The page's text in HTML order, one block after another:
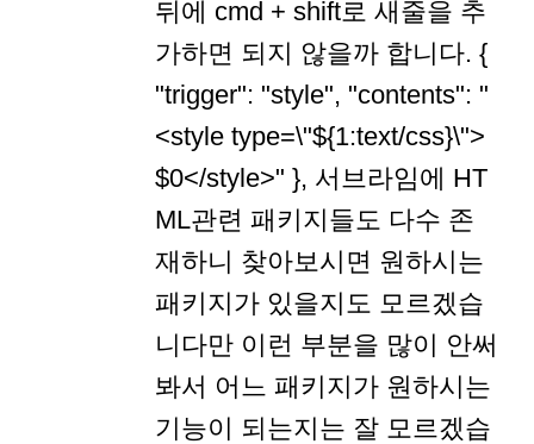
뒤에 cmd + shift로 새줄을 추
가하면 되지 않을까 합니다. {
"trigger": "style", "contents": "
<style type=\"${1:text/css}\">
$0</style>" }, 서브라임에 HT
ML관련 패키지들도 다수 존
재하니 찾아보시면 원하시는
패키지가 있을지도 모르겠습
니다만 이런 부분을 많이 안써
봐서 어느 패키지가 원하시는
기능이 되는지는 잘 모르겠습